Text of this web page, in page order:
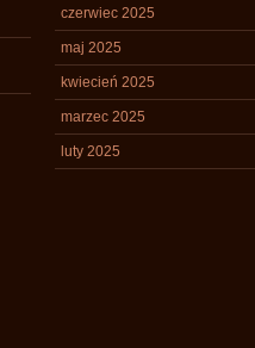
czerwiec 2025
maj 2025
kwiecień 2025
marzec 2025
luty 2025